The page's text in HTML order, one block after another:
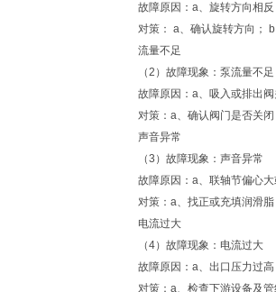
故障原因：a、旋转方向相
对策： a、确认旋转方向；
流量不足
（2）故障现象：泵流量不足
故障原因：a、吸入或排出
对策：a、确认阀门是否关
声音异常
（3）故障现象：声音异常
故障原因：a、联轴节偏心
对策：a、找正或充填润滑
电流过大
（4）故障现象：电流过大
故障原因：a、出口压力过
对策：a、检查下游设备及